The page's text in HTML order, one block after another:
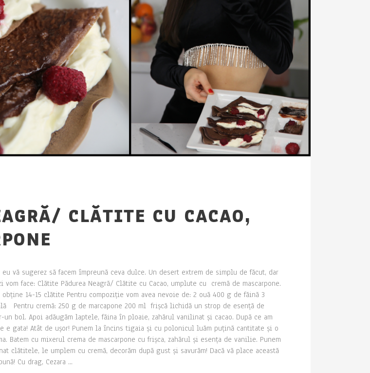
CLĂTITE CU CACAO,
vă sugerez să facem împreună ceva dulce. Un desert extrem de simplu de făcut, dar
face: Clătite Pădurea Neagră/ Clătite cu Cacao, umplute cu cremă de mascarpone.
14-15 clătite Pentru compoziție vom avea nevoie de: 2 ouă 400 g de făină 3
Pentru cremă: 250 g de marcapone 200 ml frișcă lichidă un strop de esență de
bol. Apoi adăugăm laptele, făina în ploaie, zahărul vanilinat și cacao. După ce am
e gata! Atât de ușor! Punem la încins tigaia și cu polonicul luăm puțină cantitate și o
cu mixerul crema de mascarpone cu frișca, zahărul și esența de vanilie. Punem
clătitele, le umplem cu cremă, decorăm după gust și savurăm! Dacă vă place această
Cu drag, Cezara ...